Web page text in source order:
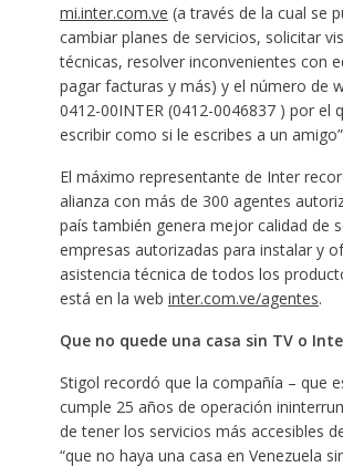
mi.inter.com.ve (a través de la cual se
cambiar planes de servicios, solicitar
técnicas, resolver inconvenientes con
pagar facturas y más) y el número de
0412-00INTER (0412-0046837 ) por el
escribir como si le escribes a un
El máximo representante de Inter
alianza con más de 300 agentes
país también genera mejor calidad de
empresas autorizadas para instalar y
asistencia técnica de todos los
está en la web inter.com.ve/agentes.
Que no quede una casa sin TV o
Stigol recordó que la compañía – que
cumple 25 años de operación
de tener los servicios más accesibles
“que no haya una casa en Venezuela